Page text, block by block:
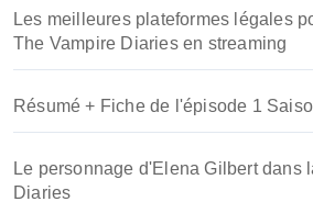
Les meilleures plateformes légales
The Vampire Diaries en streaming
Résumé + Fiche de l'épisode 1
Le personnage d'Elena Gilbert dans
Diaries